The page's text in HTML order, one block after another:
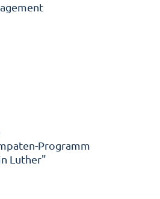
Programm
Luther"